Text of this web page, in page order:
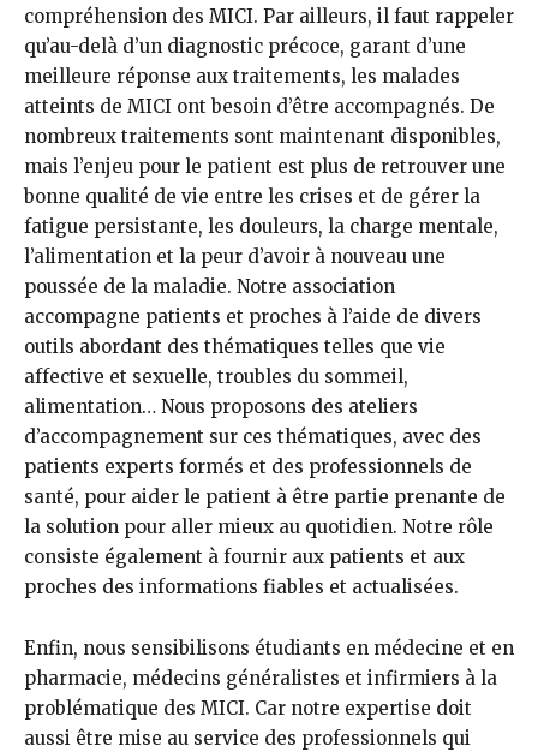
compréhension des MICI. Par ailleurs, il faut rappeler
qu’au-delà d’un diagnostic précoce, garant d’une
meilleure réponse aux traitements, les malades
atteints de MICI ont besoin d’être accompagnés. De
nombreux traitements sont maintenant disponibles,
mais l’enjeu pour le patient est plus de retrouver une
bonne qualité de vie entre les crises et de gérer la
fatigue persistante, les douleurs, la charge mentale,
l’alimentation et la peur d’avoir à nouveau une
poussée de la maladie. Notre association
accompagne patients et proches à l’aide de divers
outils abordant des thématiques telles que vie
affective et sexuelle, troubles du sommeil,
alimentation… Nous proposons des ateliers
d’accompagnement sur ces thématiques, avec des
patients experts formés et des professionnels de
santé, pour aider le patient à être partie prenante de
la solution pour aller mieux au quotidien. Notre rôle
consiste également à fournir aux patients et aux
proches des informations fiables et actualisées.
Enfin, nous sensibilisons étudiants en médecine et en
pharmacie, médecins généralistes et infirmiers à la
problématique des MICI. Car notre expertise doit
aussi être mise au service des professionnels qui